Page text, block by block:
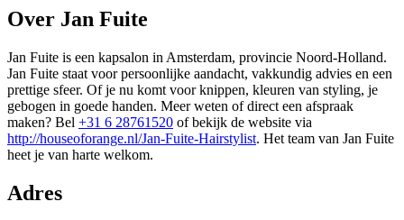
+
Over Jan Fuite
Jan Fuite is een kapsalon in Amsterdam, provincie Noord-Holland.
Jan Fuite staat voor persoonlijke aandacht, vakkundig advies en een
prettige sfeer. Of je nu komt voor knippen, kleuren van styling, je
gebogen in goede handen. Meer weten of direct een afspraak
maken? Bel +31 6 28761520 of bekijk de website via
http://houseoforange.nl/Jan-Fuite-Hairstylist. Het team van Jan Fuite
heet je van harte welkom.
Adres